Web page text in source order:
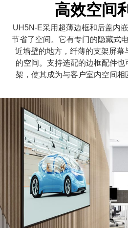
高效空间
UH5N-E采用超薄边框和后盖内
节省了空间。它有专门的隐藏式
近墙壁的地方，纤薄的支架屏幕
的空间。支持选配的边框配件
架，使其成为与客户室内空间相